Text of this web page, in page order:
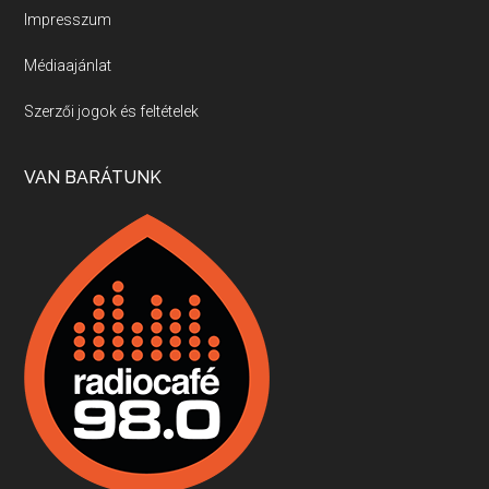
Villány, kékfrankos, Jackfall
Apr 17, 2026 • 00:35:38
Boston, teadélután, bab és homár
Apr 9, 2026 • 00:37:17
Fermentáljunk, a testünk meghálálja!
Apr 3, 2026 • 00:36:07
Impresszum
Médiaajánlat
Szerzői jogok és feltételek
VAN BARÁTUNK